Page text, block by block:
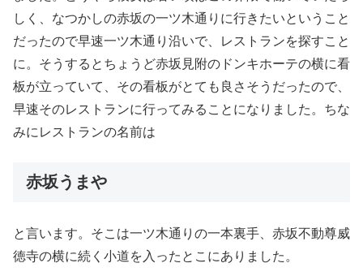
しく、なつかしの赤坂の一ツ木通りに行きたいということ
だったので早速一ツ木通り沿いで、レストランを探すこと
に。そうするとちょうど赤坂見附のドンキホーテの横に看
板が立っていて、その看板がとても良さそうだったので、
早速そのレストランに行ってみることになりました。ちな
みにレストランの名前は
赤坂うまや
と言います。そこは一ツ木通りの一本裏手、赤坂不動尊威
徳寺の横に続く小道を入ったとこにありました。